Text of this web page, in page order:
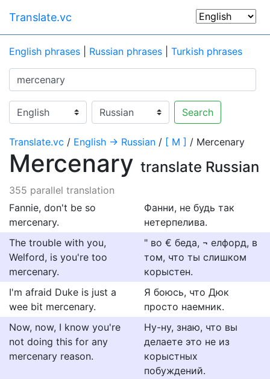
Translate.vc
English phrases Russian phrases Turkish phrases
Search
Translate.vc / English → Russian / [ M ] / Mercenary
Mercenary translate Russian
355 parallel translation
Fannie, don't be so
mercenary.
Фанни, не будь так
нетерпелива.
The trouble with you,
Welford, is you're too
mercenary.
" во € беда, ¬ елфорд, в
том, что ты слишком
корыстен.
I'm afraid Duke is just a
wee bit mercenary.
Я боюсь, что Дюк
просто наемник.
Now, now, I know you're
not doing this for any
mercenary reason.
Ну-ну, знаю, что вы
делаете это не из
корыстных
побуждений.